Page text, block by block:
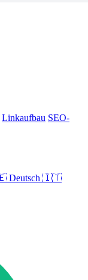
Linkaufbau SEO-
🇮🇹